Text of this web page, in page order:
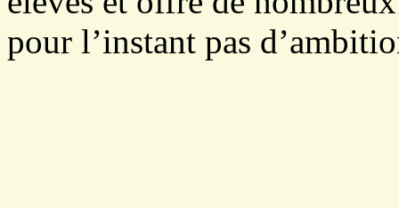
pour l’instant pas